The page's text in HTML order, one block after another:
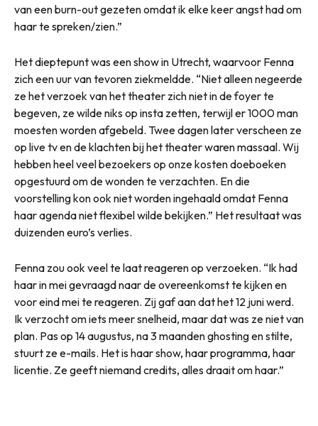
van een burn-out gezeten omdat ik elke keer angst had om
haar te spreken/zien.”
Het dieptepunt was een show in Utrecht, waarvoor Fenna
zich een uur van tevoren ziekmeldde. “Niet alleen negeerde
ze het verzoek van het theater zich niet in de foyer te
begeven, ze wilde niks op insta zetten, terwijl er 1000 man
moesten worden afgebeld. Twee dagen later verscheen ze
op live tv en de klachten bij het theater waren massaal. Wij
hebben heel veel bezoekers op onze kosten doeboeken
opgestuurd om de wonden te verzachten. En die
voorstelling kon ook niet worden ingehaald omdat Fenna
haar agenda niet flexibel wilde bekijken.” Het resultaat was
duizenden euro’s verlies.
Fenna zou ook veel te laat reageren op verzoeken. “Ik had
haar in mei gevraagd naar de overeenkomst te kijken en
voor eind mei te reageren. Zij gaf aan dat het 12 juni werd.
Ik verzocht om iets meer snelheid, maar dat was ze niet van
plan. Pas op 14 augustus, na 3 maanden ghosting en stilte,
stuurt ze e-mails. Het is haar show, haar programma, haar
licentie. Ze geeft niemand credits, alles draait om haar.”